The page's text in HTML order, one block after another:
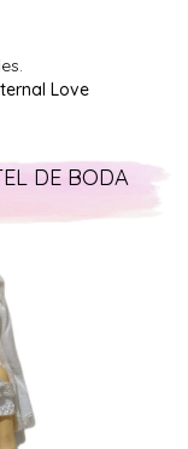
Love
DE BODA